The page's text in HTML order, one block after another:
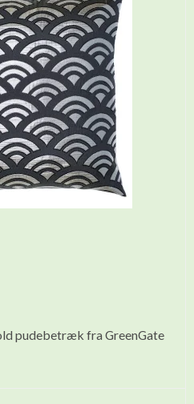
pudebetræk fra GreenGate